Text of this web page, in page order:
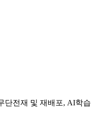
단전재 및 재배포, AI학습